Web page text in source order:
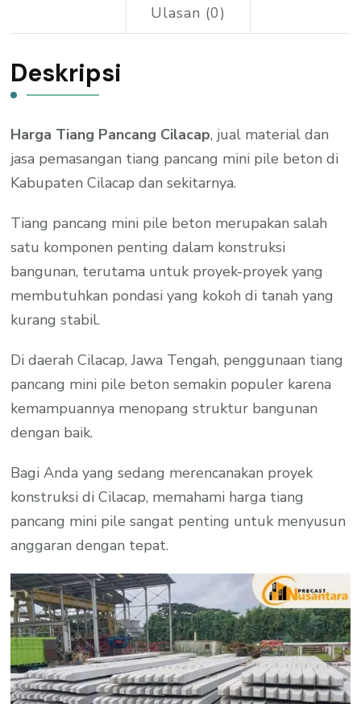
Ulasan (0)
Deskripsi
Harga Tiang Pancang Cilacap, jual material dan
jasa pemasangan tiang pancang mini pile beton di
Kabupaten Cilacap dan sekitarnya.
Tiang pancang mini pile beton merupakan salah
satu komponen penting dalam konstruksi
bangunan, terutama untuk proyek-proyek yang
membutuhkan pondasi yang kokoh di tanah yang
kurang stabil.
Di daerah Cilacap, Jawa Tengah, penggunaan tiang
pancang mini pile beton semakin populer karena
kemampuannya menopang struktur bangunan
dengan baik.
Bagi Anda yang sedang merencanakan proyek
konstruksi di Cilacap, memahami harga tiang
pancang mini pile sangat penting untuk menyusun
anggaran dengan tepat.